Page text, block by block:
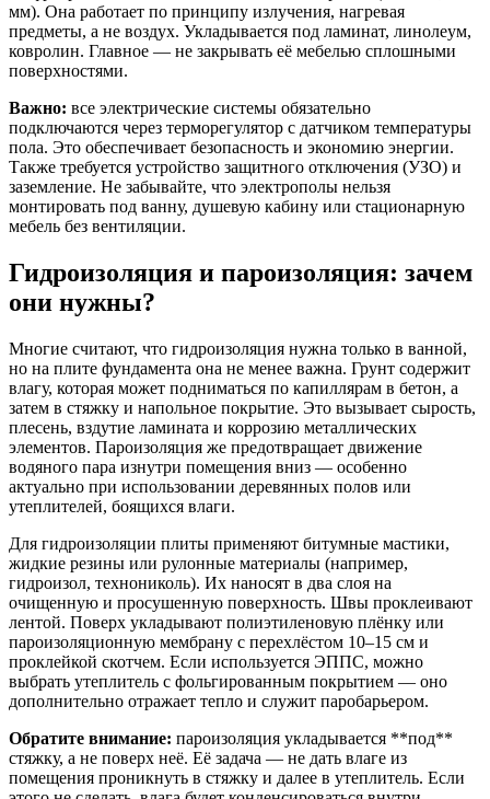
мм). Она работает по принципу излучения, нагревая
предметы, а не воздух. Укладывается под ламинат, линолеум,
ковролин. Главное — не закрывать её мебелью сплошными
поверхностями.
Важно: все электрические системы обязательно
подключаются через терморегулятор с датчиком температуры
пола. Это обеспечивает безопасность и экономию энергии.
Также требуется устройство защитного отключения (УЗО) и
заземление. Не забывайте, что электрополы нельзя
монтировать под ванну, душевую кабину или стационарную
мебель без вентиляции.
Гидроизоляция и пароизоляция: зачем
они нужны?
Многие считают, что гидроизоляция нужна только в ванной,
но на плите фундамента она не менее важна. Грунт содержит
влагу, которая может подниматься по капиллярам в бетон, а
затем в стяжку и напольное покрытие. Это вызывает сырость,
плесень, вздутие ламината и коррозию металлических
элементов. Пароизоляция же предотвращает движение
водяного пара изнутри помещения вниз — особенно
актуально при использовании деревянных полов или
утеплителей, боящихся влаги.
Для гидроизоляции плиты применяют битумные мастики,
жидкие резины или рулонные материалы (например,
гидроизол, технониколь). Их наносят в два слоя на
очищенную и просушенную поверхность. Швы проклеивают
лентой. Поверх укладывают полиэтиленовую плёнку или
пароизоляционную мембрану с перехлёстом 10–15 см и
проклейкой скотчем. Если используется ЭППС, можно
выбрать утеплитель с фольгированным покрытием — оно
дополнительно отражает тепло и служит паробарьером.
Обратите внимание: пароизоляция укладывается **под**
стяжку, а не поверх неё. Её задача — не дать влаге из
помещения проникнуть в стяжку и далее в утеплитель. Если